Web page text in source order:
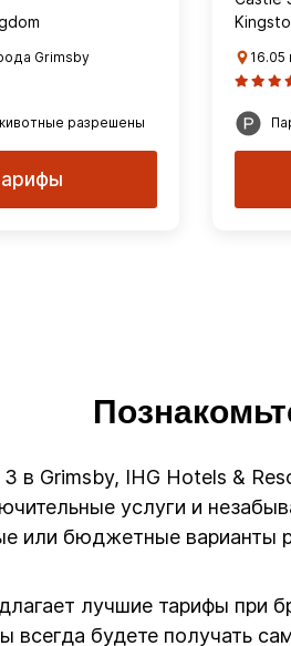
Grimsby
разрешены
16.05
в Grimsby, IHG Hotels &
услуги и
или бюджетные варианты
лучшие тарифы
всегда будете получать